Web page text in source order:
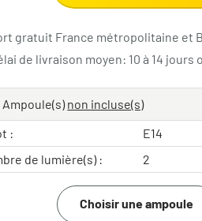
gratuit France métropolitaine et
de livraison moyen: 10 à 14 jours
Ampoule(s)non incluse(s)
:
E14
de lumière(s) :
2
Choisir une ampoule